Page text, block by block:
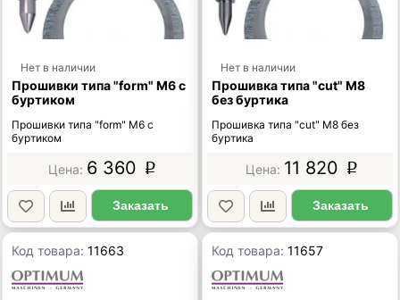
Нет в наличии
Прошивки типа "form" М6 с
буртиком
Прошивки типа "form" М6 с
буртиком
6 360 p
Заказать
Нет в наличии
Прошивка типа "cut" М8
без буртика
Прошивка типа "cut" М8 без
буртика
11 820 p
Заказать
Код товара:11663 Код товара:11657